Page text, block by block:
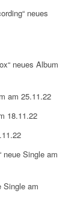
neues
neues Album
am 25.11.22
18.11.22
neue Single am
Single am